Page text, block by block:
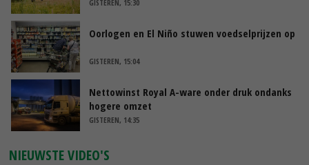
GISTEREN, 15:30
Oorlogen en El Niño stuwen voedselprijzen op
GISTEREN, 15:04
Nettowinst Royal A-ware onder druk ondanks
hogere omzet
GISTEREN, 14:35
NIEUWSTE VIDEO'S